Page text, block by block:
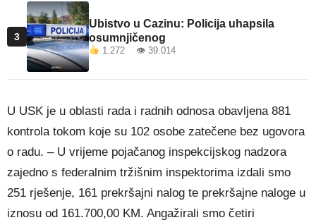
3
Ubistvo u Cazinu: Policija uhapsila
osumnjičenog
1.272 👁 39.014
U USK je u oblasti rada i radnih odnosa obavljena 881
kontrola tokom koje su 102 osobe zatečene bez ugovora
o radu. – U vrijeme pojačanog inspekcijskog nadzora
zajedno s federalnim tržišnim inspektorima izdali smo
251 rješenje, 161 prekršajni nalog te prekršajne naloge u
iznosu od 161.700,00 KM. Angažirali smo četiri